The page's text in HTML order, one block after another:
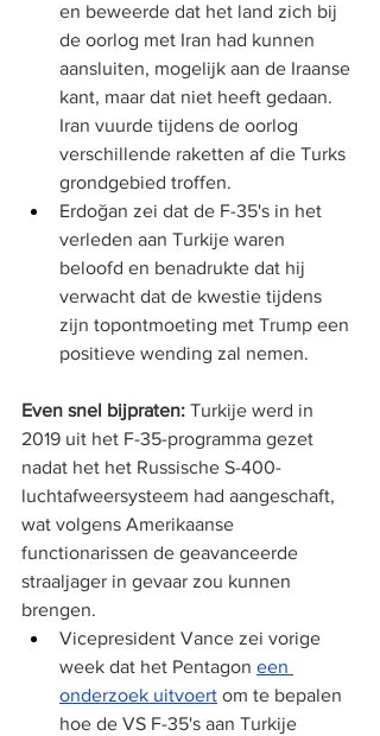
en beweerde dat het land zich bij
de oorlog met Iran had kunnen
aansluiten, mogelijk aan de Iraanse
kant, maar dat niet heeft gedaan.
Iran vuurde tijdens de oorlog
verschillende raketten af ​​die Turks
grondgebied troffen.
Erdoğan zei dat de F-35's in het
verleden aan Turkije waren
beloofd en benadrukte dat hij
verwacht dat de kwestie tijdens
zijn topontmoeting met Trump een
positieve wending zal nemen.
Even snel bijpraten: Turkije werd in
2019 uit het F-35-programma gezet
nadat het het Russische S-400-
luchtafweersysteem had aangeschaft,
wat volgens Amerikaanse
functionarissen de geavanceerde
straaljager in gevaar zou kunnen
brengen.
Vicepresident Vance zei vorige
week dat het Pentagon een
onderzoek uitvoert om te bepalen
hoe de VS F-35's aan Turkije